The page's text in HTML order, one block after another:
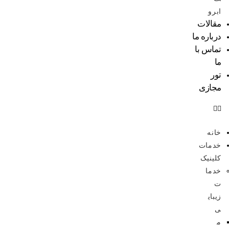
ابرو
مقالات
درباره ما
تماس با
ما
تور
مجازی
خانه
خدمات
کلینیک
خدما
ت
زیبای
ی
م